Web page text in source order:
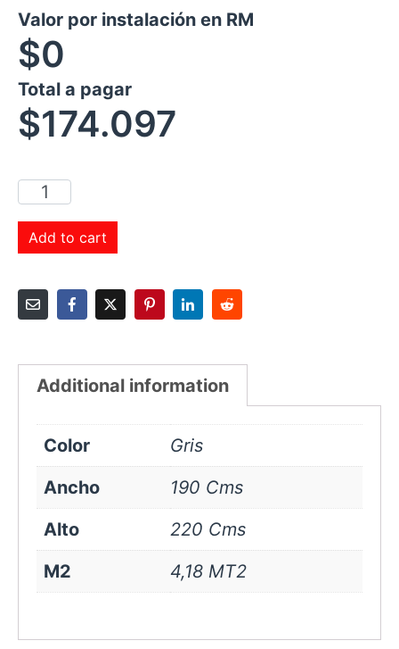
Valor por instalación en RM
$0
Total a pagar
$174.097
Add to cart
Additional information
Color
Gris
Ancho
190 Cms
Alto
220 Cms
M2
4,18 MT2